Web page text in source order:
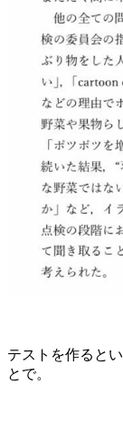
テストを作ると
とで。